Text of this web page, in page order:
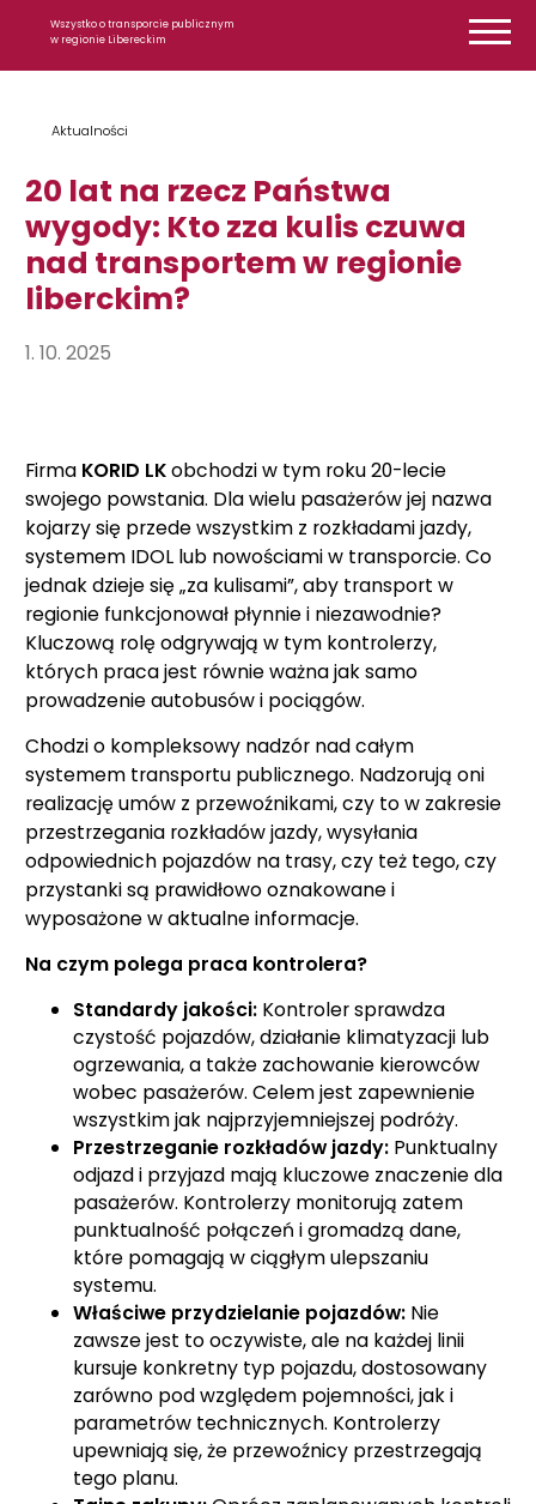
Wszystko o transporcie publicznym
w regionie Libereckim
Aktualności
20 lat na rzecz Państwa
wygody: Kto zza kulis czuwa
nad transportem w regionie
liberckim?
1. 10. 2025
Firma KORID LKobchodzi w tym roku 20-lecie
swojego powstania. Dla wielu pasażerów jej nazwa
kojarzy się przede wszystkim z rozkładami jazdy,
systemem IDOL lub nowościami w transporcie. Co
jednak dzieje się „za kulisami”, aby transport w
regionie funkcjonował płynnie i niezawodnie?
Kluczową rolę odgrywają w tym kontrolerzy,
których praca jest równie ważna jak samo
prowadzenie autobusów i pociągów.
Chodzi o kompleksowy nadzór nad całym
systemem transportu publicznego. Nadzorują oni
realizację umów z przewoźnikami, czy to w zakresie
przestrzegania rozkładów jazdy, wysyłania
odpowiednich pojazdów na trasy, czy też tego, czy
przystanki są prawidłowo oznakowane i
wyposażone w aktualne informacje.
Na czym polega praca kontrolera?
Standardy jakości: Kontroler sprawdza
czystość pojazdów, działanie klimatyzacji lub
ogrzewania, a także zachowanie kierowców
wobec pasażerów. Celem jest zapewnienie
wszystkim jak najprzyjemniejszej podróży.
Przestrzeganie rozkładów jazdy: Punktualny
odjazd i przyjazd mają kluczowe znaczenie dla
pasażerów. Kontrolerzy monitorują zatem
punktualność połączeń i gromadzą dane,
które pomagają w ciągłym ulepszaniu
systemu.
Właściwe przydzielanie pojazdów: Nie
zawsze jest to oczywiste, ale na każdej linii
kursuje konkretny typ pojazdu, dostosowany
zarówno pod względem pojemności, jak i
parametrów technicznych. Kontrolerzy
upewniają się, że przewoźnicy przestrzegają
tego planu.